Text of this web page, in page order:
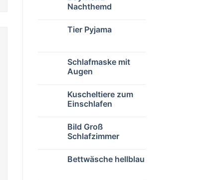
Nachthemd
Tier Pyjama
Schlafmaske mit
Augen
Kuscheltiere zum
Einschlafen
Bild Groß
Schlafzimmer
Bettwäsche hellblau